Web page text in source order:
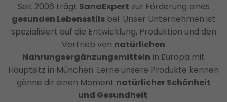
Hauptsitz
in
München.
unsere
Produkte
kennen
Seit 2006 trägt SanaExpert zur Förderung eines
gesunden Lebensstils bei. Unser Unternehmen ist
spezialisiert auf die Entwicklung, Produktion und den
Vertrieb von natürlichen
Nahrungsergänzungsmitteln in Europa mit
Hauptsitz in München. Lerne unsere Produkte kennen
gönne dir einen Moment natürlicher Schönheit
und Gesundheit.